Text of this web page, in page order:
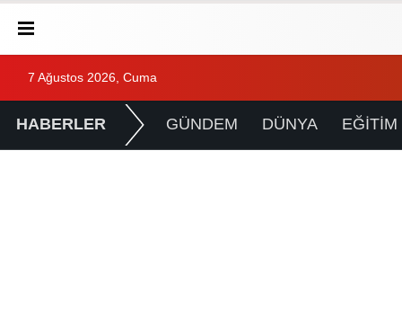
7 Ağustos 2026, Cuma
HABERLER GÜNDEM DÜNYA EĞİTİM